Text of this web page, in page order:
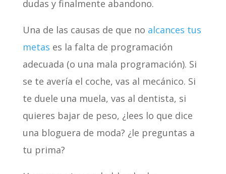
dudas y finalmente abandono.
Una de las causas de que no alcances tus
metas es la falta de programación
adecuada (o una mala programación). Si
se te avería el coche, vas al mecánico. Si
te duele una muela, vas al dentista, si
quieres bajar de peso, ¿lees lo que dice
una bloguera de moda? ¿le preguntas a
tu prima?